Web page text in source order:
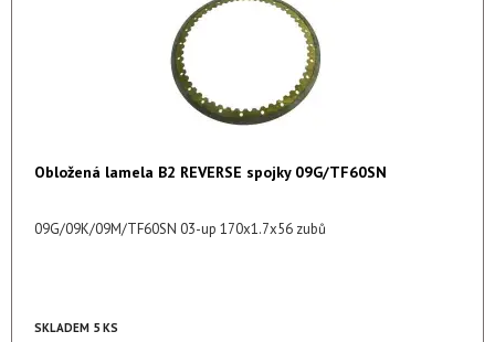
Obložená lamela B2 REVERSE spojky 09G/TF60SN
09G/09K/09M/TF60SN 03-up 170x1.7x56 zubů
SKLADEM 5 KS